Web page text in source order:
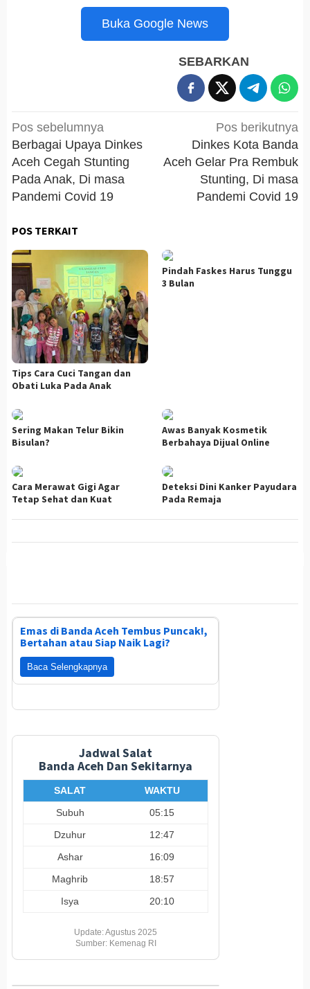
Buka Google News
SEBARKAN
Navigasi
pos
Pos sebelumnya
Berbagai Upaya Dinkes
Aceh Cegah Stunting
Pada Anak, Di masa
Pandemi Covid 19
Pos berikutnya
Dinkes Kota Banda
Aceh Gelar Pra Rembuk
Stunting, Di masa
Pandemi Covid 19
POS TERKAIT
Tips Cara Cuci Tangan dan
Obati Luka Pada Anak
Pindah Faskes Harus Tunggu
3 Bulan
Sering Makan Telur Bikin
Bisulan?
Awas Banyak Kosmetik
Berbahaya Dijual Online
Cara Merawat Gigi Agar
Tetap Sehat dan Kuat
Deteksi Dini Kanker Payudara
Pada Remaja
Emas di Banda Aceh Tembus Puncak!,
Bertahan atau Siap Naik Lagi?
Baca Selengkapnya
Jadwal Salat
Banda Aceh Dan Sekitarnya
SALAT
WAKTU
Subuh
05:15
Dzuhur
12:47
Ashar
16:09
Maghrib
18:57
Isya
20:10
Update: Agustus 2025
Sumber: Kemenag RI